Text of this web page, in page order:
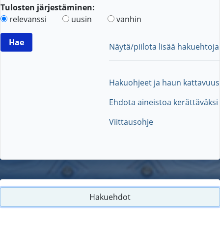
Tulosten järjestäminen:
relevanssi
uusin vanhin
Näytä/piilota lisää hakuehtoja
Hakuohjeet ja haun kattavuus
Ehdota aineistoa kerättäväksi
Viittausohje
Hakuehdot